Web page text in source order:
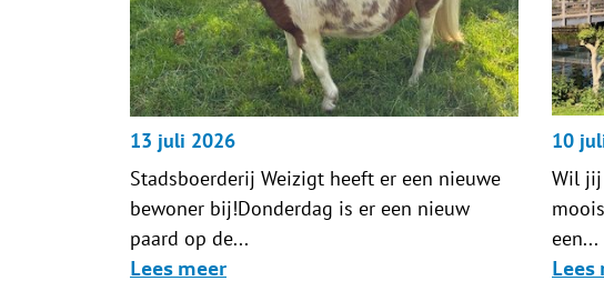
13 juli 2026
Stadsboerderij Weizigt heeft er een nieuwe
bewoner bij!Donderdag is er een nieuw
paard op de...
Lees meer
10
Wil jij
een...
Lees